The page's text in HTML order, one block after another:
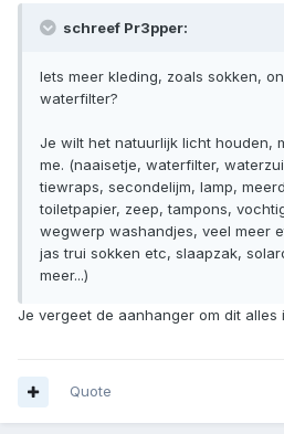
schreef Pr3pper:
Iets meer kleding, zoals sokken,
waterfilter?
Je wilt het natuurlijk licht houden,
me. (naaisetje, waterfilter,
tiewraps, secondelijm, lamp,
toiletpapier, zeep, tampons,
wegwerp washandjes, veel meer
jas trui sokken etc, slaapzak,
meer...)
Je vergeet de aanhanger om dit alles
Quote